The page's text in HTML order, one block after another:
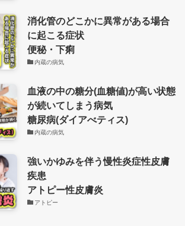
消化管のどこかに異常がある場合
に起こる症状
便秘・下痢
内蔵の病気
血液の中の糖分(血糖値)が高い状態
が続いてしまう病気
糖尿病(ダイアべティス)
内蔵の病気
強いかゆみを伴う慢性炎症性皮膚
疾患
アトピー性皮膚炎
アトピー